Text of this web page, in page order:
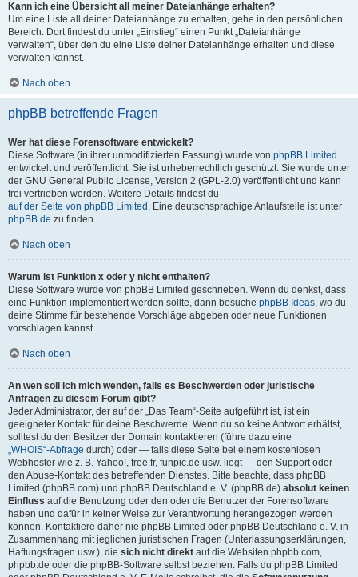
Kann ich eine Übersicht all meiner Dateianhänge erhalten?
Um eine Liste all deiner Dateianhänge zu erhalten, gehe in den persönlichen
Bereich. Dort findest du unter „Einstieg“ einen Punkt „Dateianhänge
verwalten“, über den du eine Liste deiner Dateianhänge erhalten und diese
verwalten kannst.
Nach oben
phpBB betreffende Fragen
Wer hat diese Forensoftware entwickelt?
Diese Software (in ihrer unmodifizierten Fassung) wurde von phpBB Limited
entwickelt und veröffentlicht. Sie ist urheberrechtlich geschützt. Sie wurde unter
der GNU General Public License, Version 2 (GPL-2.0) veröffentlicht und kann
frei vertrieben werden. Weitere Details findest du
auf der Seite von phpBB Limited . Eine deutschsprachige Anlaufstelle ist unter
phpBB.de zu finden.
Nach oben
Warum ist Funktion x oder y nicht enthalten?
Diese Software wurde von phpBB Limited geschrieben. Wenn du denkst, dass
eine Funktion implementiert werden sollte, dann besuche phpBB Ideas, wo du
deine Stimme für bestehende Vorschläge abgeben oder neue Funktionen
vorschlagen kannst.
Nach oben
An wen soll ich mich wenden, falls es Beschwerden oder juristische
Anfragen zu diesem Forum gibt?
Jeder Administrator, der auf der „Das Team“-Seite aufgeführt ist, ist ein
geeigneter Kontakt für deine Beschwerde. Wenn du so keine Antwort erhältst,
solltest du den Besitzer der Domain kontaktieren (führe dazu eine
„WHOIS“-Abfrage durch) oder — falls diese Seite bei einem kostenlosen
Webhoster wie z. B. Yahoo!, free.fr, funpic.de usw. liegt — den Support oder
den Abuse-Kontakt des betreffenden Dienstes. Bitte beachte, dass phpBB
Limited (phpBB.com) und phpBB Deutschland e. V. (phpBB.de) absolut keinen
Einfluss auf die Benutzung oder den oder die Benutzer der Forensoftware
haben und dafür in keiner Weise zur Verantwortung herangezogen werden
können. Kontaktiere daher nie phpBB Limited oder phpBB Deutschland e. V. in
Zusammenhang mit jeglichen juristischen Fragen (Unterlassungserklärungen,
Haftungsfragen usw.), die sich nicht direkt auf die Websiten phpbb.com,
phpbb.de oder die phpBB-Software selbst beziehen. Falls du phpBB Limited